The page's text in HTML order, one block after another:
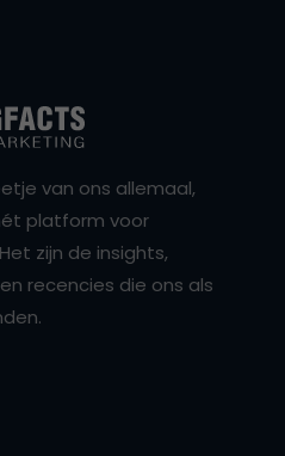
van ons allemaal,
platform voor
zijn de insights,
recencies die ons als